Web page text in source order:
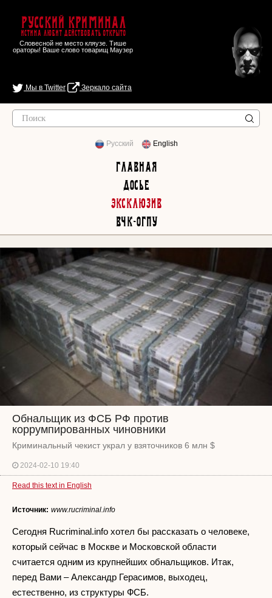
Русский Криминал
Истина любит действовать открыто
Словесной не место кляузе. Тише
ораторы! Ваше слово товарищ Маузер
Мы в Twitter Зеркало сайта
Русский English
Главная
Досье
Эксклюзив
ВЧК-ОГПУ
Обнальщик из ФСБ РФ против
коррумпированных чиновники
Криминальный чекист украл у взяточников 6 млн $
2024-02-10 19:40
Read this text in English
Источник: www.rucriminal.info
Сегодня Rucriminal.info хотел бы рассказать о человеке,
который сейчас в Москве и Московской области
считается одним из крупнейших обнальщиков. Итак,
перед Вами – Александр Герасимов, выходец,
естественно, из структуры ФСБ.